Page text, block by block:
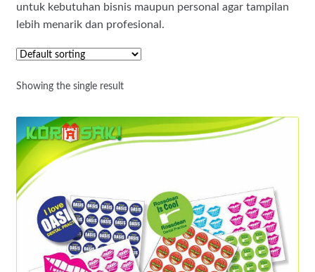
untuk kebutuhan bisnis maupun personal agar tampilan
lebih menarik dan profesional.
Showing the single result